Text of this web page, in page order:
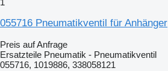
1
055716 Pneumatikventil für Anhänger
Preis auf Anfrage
Ersatzteile Pneumatik - Pneumatikventil
055716, 1019886, 338058121